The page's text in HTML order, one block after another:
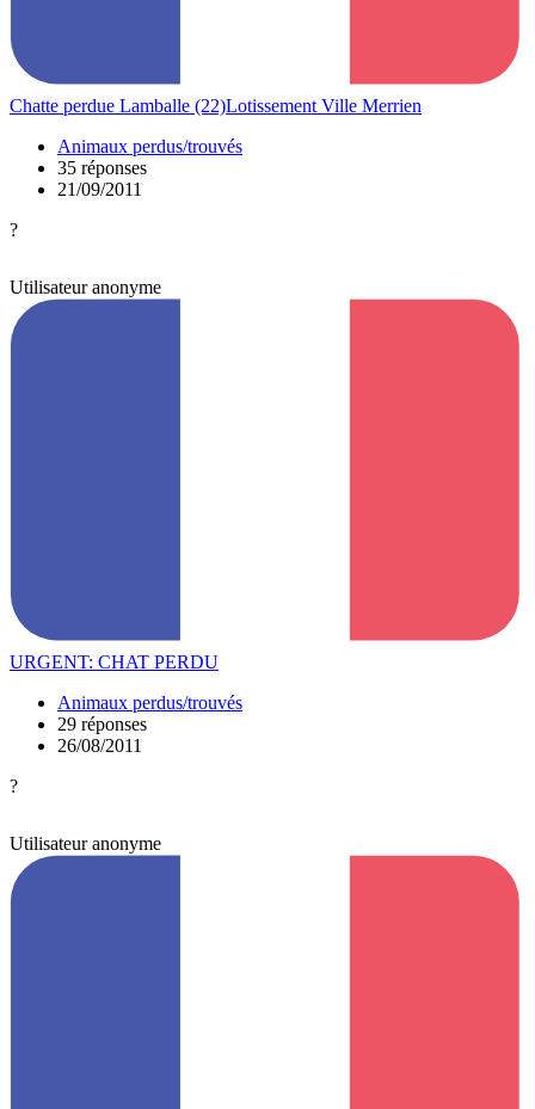
Chatte perdue Lamballe (22)Lotissement Ville Merrien
Animaux perdus/trouvés
35 réponses
21/09/2011
?
Utilisateur anonyme
URGENT: CHAT PERDU
Animaux perdus/trouvés
29 réponses
26/08/2011
?
Utilisateur anonyme